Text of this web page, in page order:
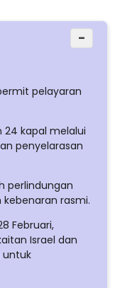
−
pelayaran
24 kapal melalui
penyelarasan
perlindungan
rasmi.
Februari,
Israel dan
untuk